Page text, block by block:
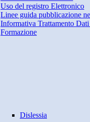
Uso del registro Elettronico
Linee guida pubblicazione
Informativa Trattamento
Formazione
Dislessia